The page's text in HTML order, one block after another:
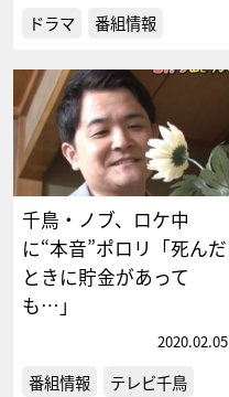
ドラマ 番組情報
千鳥・ノブ、ロケ中
に“本音”ポロリ「死んだ
ときに貯金があって
も…」
2020.02.05
番組情報 テレビ千鳥